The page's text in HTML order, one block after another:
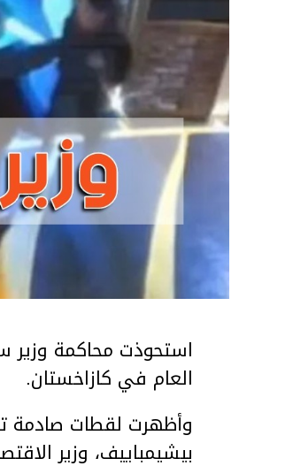
استحوذت محاكمة وزير
العام في كازاخستان.
وأظهرت لقطات صادمة
بيشيمباييف، وزير